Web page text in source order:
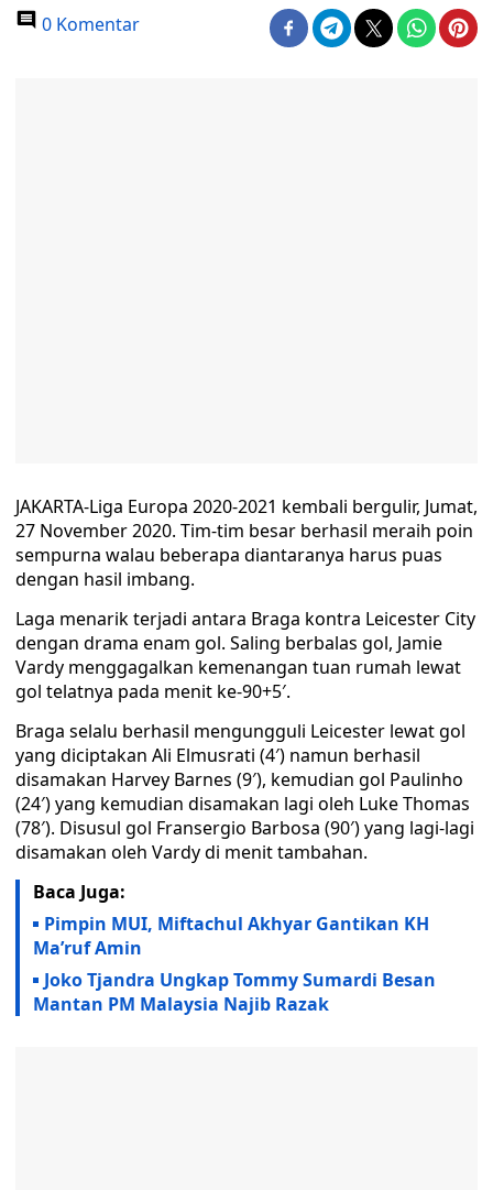
0 Komentar
JAKARTA-Liga Europa 2020-2021 kembali bergulir, Jumat,
27 November 2020. Tim-tim besar berhasil meraih poin
sempurna walau beberapa diantaranya harus puas
dengan hasil imbang.
Laga menarik terjadi antara Braga kontra Leicester City
dengan drama enam gol. Saling berbalas gol, Jamie
Vardy menggagalkan kemenangan tuan rumah lewat
gol telatnya pada menit ke-90+5′.
Braga selalu berhasil mengungguli Leicester lewat gol
yang diciptakan Ali Elmusrati (4′) namun berhasil
disamakan Harvey Barnes (9′), kemudian gol Paulinho
(24′) yang kemudian disamakan lagi oleh Luke Thomas
(78′). Disusul gol Fransergio Barbosa (90′) yang lagi-lagi
disamakan oleh Vardy di menit tambahan.
Baca Juga:
Pimpin MUI, Miftachul Akhyar Gantikan KH
Ma’ruf Amin
Joko Tjandra Ungkap Tommy Sumardi Besan
Mantan PM Malaysia Najib Razak